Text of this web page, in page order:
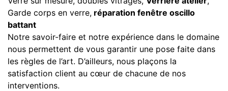
Garde corps en verre, réparation fenêtre oscillo
battant
Notre savoir-faire et notre expérience dans le domaine
nous permettent de vous garantir une pose faite dans
les règles de l’art. D’ailleurs, nous plaçons la
satisfaction client au cœur de chacune de nos
interventions.